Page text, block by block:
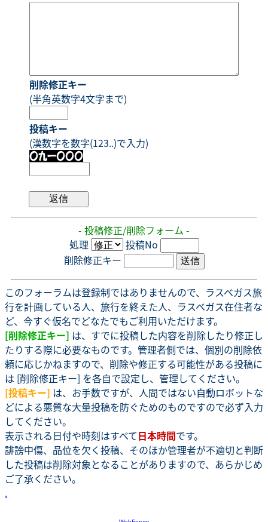
削除修正キー
(半角英数字4文字まで)
投稿キー
(漢数字を数字(123..)で入力)
- 投稿修正/削除フォーム -
処理
投稿No
削除修正キー
このフォーラムは登録制ではありませんので、ラスベガス旅
行を計画している人、旅行を終えた人、ラスベガス在住者な
ど、今すぐ仮名でどなたでもご利用いただけます。
[削除修正キー] は、すでに投稿した内容を削除したり修正し
たりする際に必要なものです。管理者側では、個別の削除依
頼に応じかねますので、削除や修正する可能性がある投稿に
は [削除修正キー] を各自で設定し、管理してください。
[投稿キー] は、お手数ですが、人間ではない自動ロボットな
どによる悪質な大量投稿を防ぐためのものですので必ず入力
してください。
表示される日付や時刻はすべて日本時間です。
誹謗中傷、品位を欠く投稿、そのほか管理者が不適切と判断
した投稿は削除対象となることがありますので、あらかじめ
ご了承ください。
.